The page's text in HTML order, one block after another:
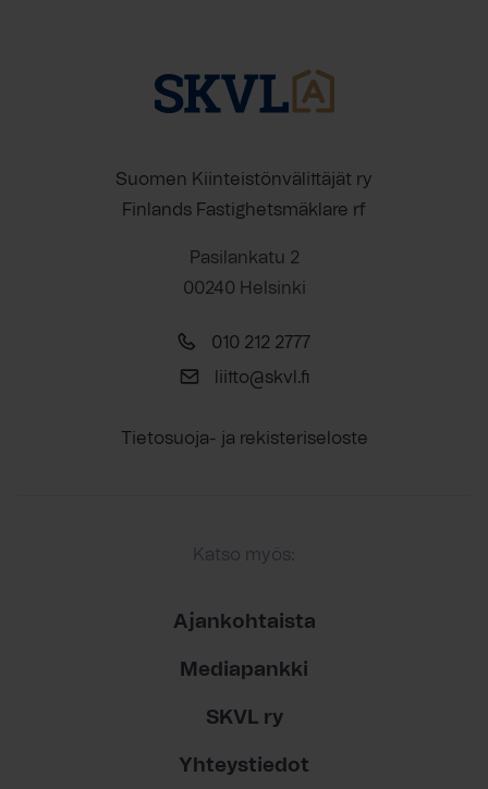
Suomen Kiinteistönvälittäjät ry
Finlands Fastighetsmäklare rf
Pasilankatu 2
00240 Helsinki
010 212 2777
liitto@skvl.fi
Tietosuoja- ja rekisteriseloste
Katso myös:
Ajankohtaista
Mediapankki
SKVL ry
Yhteystiedot